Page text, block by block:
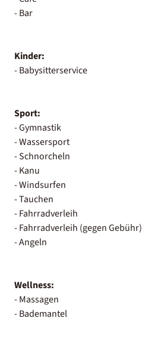
- Bar
Kinder:
- Babysitterservice
Sport:
- Gymnastik
- Wassersport
- Schnorcheln
- Kanu
- Windsurfen
- Tauchen
- Fahrradverleih
- Fahrradverleih (gegen Gebühr)
- Angeln
Wellness:
- Massagen
- Bademantel